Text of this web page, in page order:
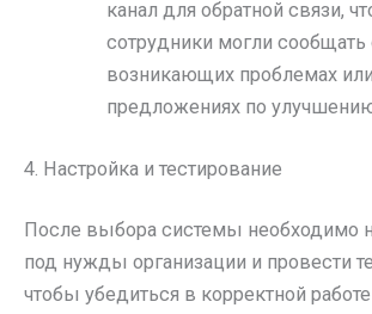
канал для обратной связи,
сотрудники могли сообщать
возникающих проблемах или
предложениях по
4. Настройка и тестирование
После выбора системы необходимо
под нужды организации и провести
чтобы убедиться в корректной